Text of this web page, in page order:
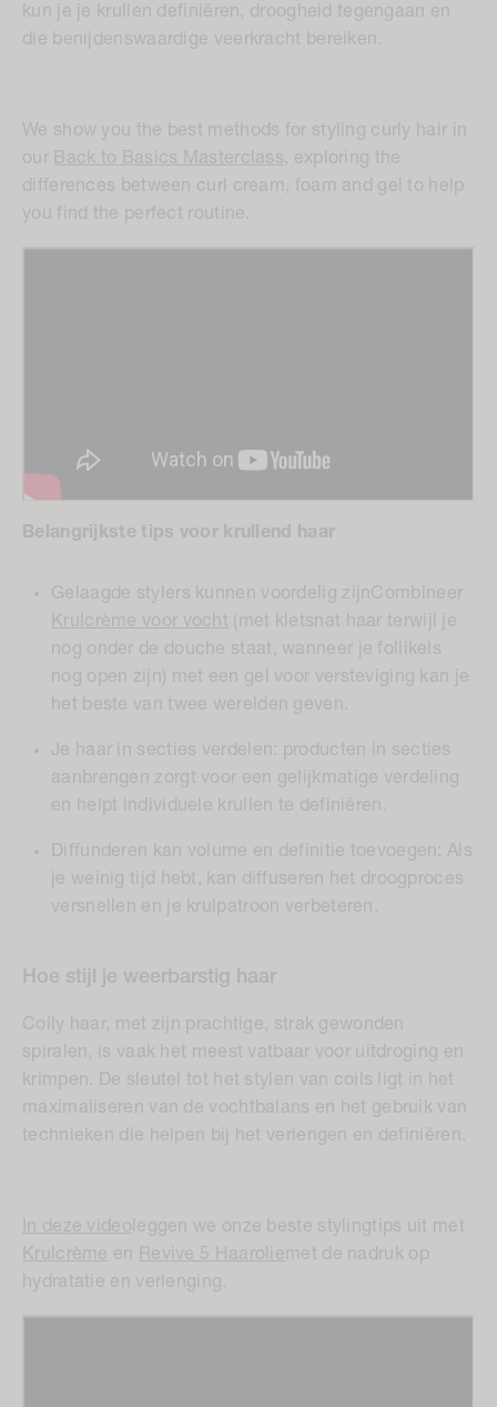
kun je je krullen definiëren, droogheid tegengaan en
die benijdenswaardige veerkracht bereiken.
We show you the best methods for styling curly hair in
our Back to Basics Masterclass, exploring the
differences between curl cream, foam and gel to help
you find the perfect routine.
Belangrijkste tips voor krullend haar
Gelaagde stylers kunnen voordelig zijnCombineer
Krulcrème voor vocht (met kletsnat haar terwijl je
nog onder de douche staat, wanneer je follikels
nog open zijn) met een gel voor versteviging kan je
het beste van twee werelden geven.
Je haar in secties verdelen: producten in secties
aanbrengen zorgt voor een gelijkmatige verdeling
en helpt individuele krullen te definiëren.
Diffunderen kan volume en definitie toevoegen: Als
je weinig tijd hebt, kan diffuseren het droogproces
versnellen en je krulpatroon verbeteren.
Hoe stijl je weerbarstig haar
Coily haar, met zijn prachtige, strak gewonden
spiralen, is vaak het meest vatbaar voor uitdroging en
krimpen. De sleutel tot het stylen van coils ligt in het
maximaliseren van de vochtbalans en het gebruik van
technieken die helpen bij het verlengen en definiëren.
In deze video leggen we onze beste stylingtips uit met
Krulcrème en Revive 5 Haaroliemet de nadruk op
hydratatie en verlenging.